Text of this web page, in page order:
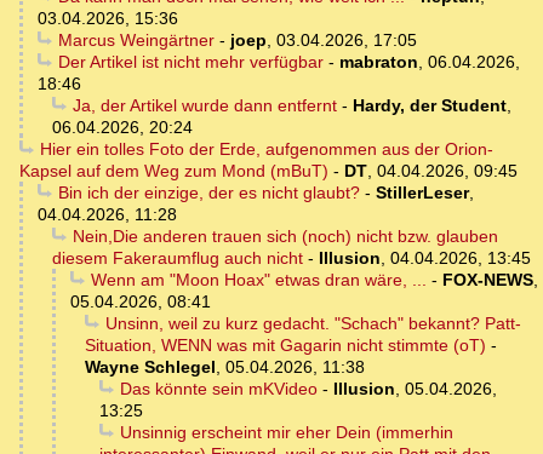
03.04.2026, 15:36
Marcus Weingärtner- joep, 03.04.2026, 17:05
Der Artikel ist nicht mehr verfügbar- mabraton, 06.04.2026,
18:46
Ja, der Artikel wurde dann entfernt- Hardy, der Student,
06.04.2026, 20:24
Hier ein tolles Foto der Erde, aufgenommen aus der Orion-
Kapsel auf dem Weg zum Mond (mBuT) - DT, 04.04.2026, 09:45
Bin ich der einzige, der es nicht glaubt?- StillerLeser,
04.04.2026, 11:28
Nein,Die anderen trauen sich (noch) nicht bzw. glauben
diesem Fakeraumflug auch nicht - Illusion, 04.04.2026, 13:45
Wenn am "Moon Hoax" etwas dran wäre, ... - FOX-NEWS,
05.04.2026, 08:41
Unsinn, weil zu kurz gedacht. "Schach" bekannt? Patt-
Situation, WENN was mit Gagarin nicht stimmte (oT) -
Wayne Schlegel, 05.04.2026, 11:38
Das könnte sein mKVideo- Illusion, 05.04.2026,
13:25
Unsinnig erscheint mir eher Dein (immerhin